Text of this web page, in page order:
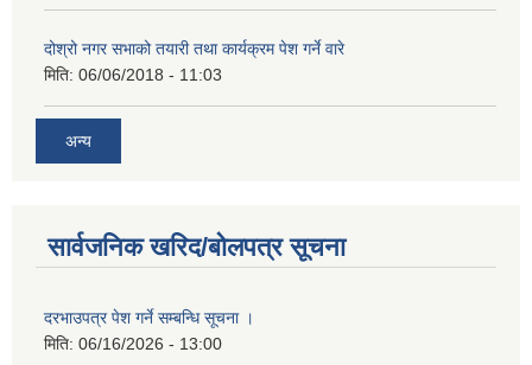
दोश्रो नगर सभाको तयारी तथा कार्यक्रम पेश गर्ने वारे
मिति: 06/06/2018 - 11:03
अन्य
सार्वजनिक खरिद/बोलपत्र सूचना
दरभाउपत्र पेश गर्ने सम्बन्धि सूचना ।
मिति: 06/16/2026 - 13:00